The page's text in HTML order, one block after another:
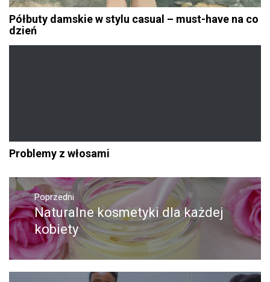
Półbuty damskie w stylu casual – must-have na co
dzień
Problemy z włosami
Nawigacja
wpisu
Poprzedni
Poprzedni
wpis:
Naturalne kosmetyki dla każdej
kobiety